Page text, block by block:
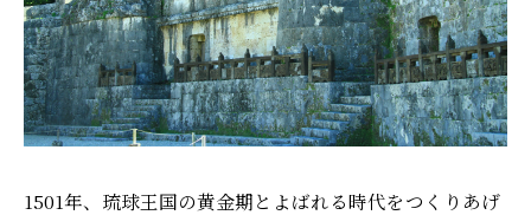
1501年、琉球王国の黄金期とよばれる時代をつくりあげ